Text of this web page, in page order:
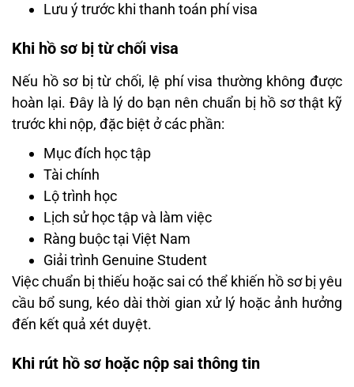
Lưu ý trước khi thanh toán phí visa
Khi hồ sơ bị từ chối visa
Nếu hồ sơ bị từ chối, lệ phí visa thường không được
hoàn lại. Đây là lý do bạn nên chuẩn bị hồ sơ thật kỹ
trước khi nộp, đặc biệt ở các phần:
Mục đích học tập
Tài chính
Lộ trình học
Lịch sử học tập và làm việc
Ràng buộc tại Việt Nam
Giải trình Genuine Student
Việc chuẩn bị thiếu hoặc sai có thể khiến hồ sơ bị yêu
cầu bổ sung, kéo dài thời gian xử lý hoặc ảnh hưởng
đến kết quả xét duyệt.
Khi rút hồ sơ hoặc nộp sai thông tin